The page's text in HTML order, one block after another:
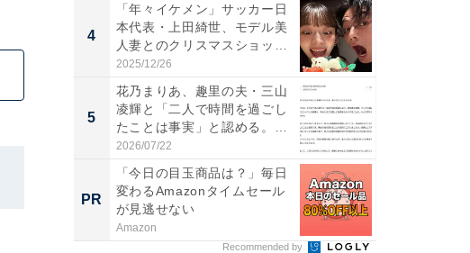
4
「年々イケメン」サッカー日
本代表・上田綺世、モデル美
人妻とのクリスマスショット
に...
2025/12/26
5
花乃まりあ、趣里の夫・三山
凌輝と「二人で時間を過ごし
たことは事実」と認める。
「不...
2026/07/22
PR
「今日の目玉商品は？」毎日
変わるAmazonタイムセール
が見逃せない
Amazon
Recommended by